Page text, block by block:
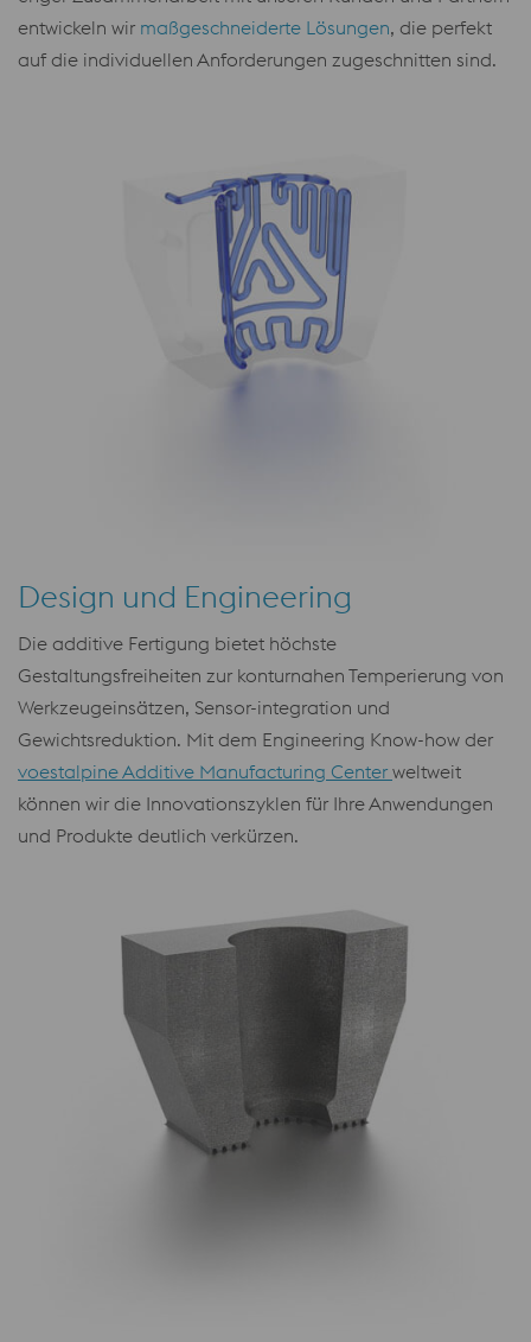
entwickeln wir maßgeschneiderte Lösungen, die perfekt
auf die individuellen Anforderungen zugeschnitten sind.
Design und Engineering
Die additive Fertigung bietet höchste
Gestaltungsfreiheiten zur konturnahen Temperierung von
Werkzeugeinsätzen, Sensor-integration und
Gewichtsreduktion. Mit dem Engineering Know-how der
voestalpine Additive Manufacturing Center weltweit
können wir die Innovationszyklen für Ihre Anwendungen
und Produkte deutlich verkürzen.